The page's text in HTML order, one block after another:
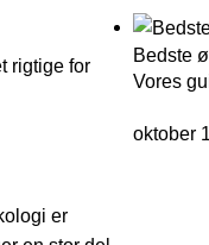
rigtige for
er
Bedste
Vores
oktober